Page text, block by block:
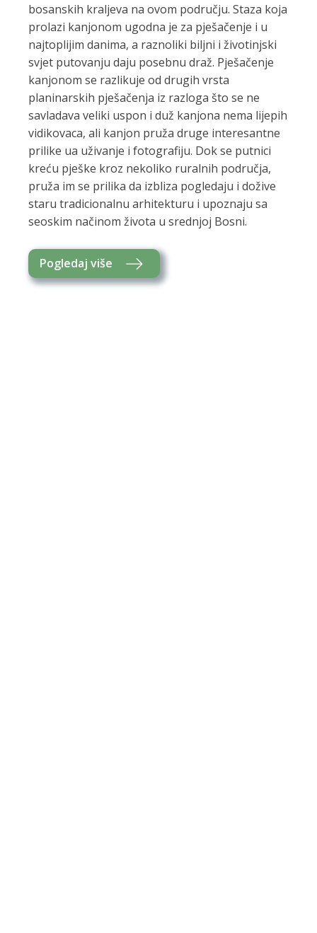
bosanskih kraljeva na ovom području. Staza koja
prolazi kanjonom ugodna je za pješačenje i u
najtoplijim danima, a raznoliki biljni i životinjski
svjet putovanju daju posebnu draž. Pješačenje
kanjonom se razlikuje od drugih vrsta
planinarskih pješačenja iz razloga što se ne
savladava veliki uspon i duž kanjona nema lijepih
vidikovaca, ali kanjon pruža druge interesantne
prilike ua uživanje i fotografiju. Dok se putnici
kreću pješke kroz nekoliko ruralnih područja,
pruža im se prilika da izbliza pogledaju i dožive
staru tradicionalnu arhitekturu i upoznaju sa
seoskim načinom života u srednjoj Bosni.
Pogledaj više